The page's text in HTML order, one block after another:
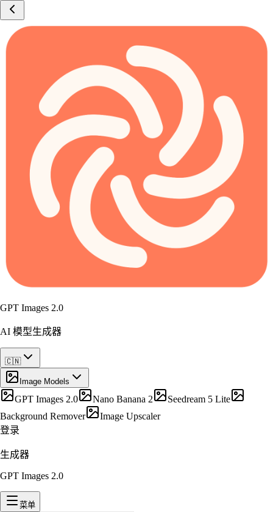
GPT Images 2.0
AI 模型生成器
🇨🇳
Image Models
GPT Images 2.0 Nano Banana 2
Seedream 5 Lite
Background Remover
Image Upscaler
登录
生成器
GPT Images 2.0
菜单